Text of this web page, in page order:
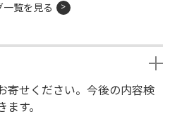
覧を見る
寄せください。今後の内容検
す。